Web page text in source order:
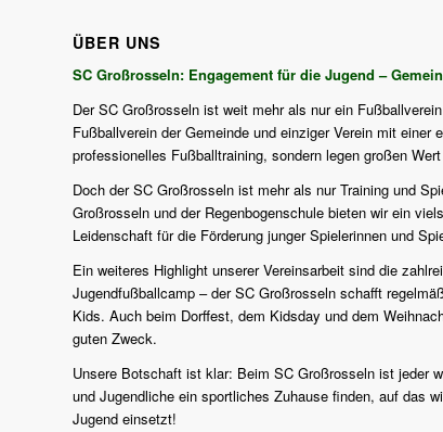
ÜBER UNS
SC Großrosseln: Engagement für die Jugend –
Der SC Großrosseln ist weit mehr als nur ein
Fußballverein der Gemeinde und einziger Verein mit
professionelles Fußballtraining, sondern legen großen
Doch der SC Großrosseln ist mehr als nur Training und
Großrosseln und der Regenbogenschule bieten wir ein
Leidenschaft für die Förderung junger Spielerinnen und
Ein weiteres Highlight unserer Vereinsarbeit sind die
Jugendfußballcamp – der SC Großrosseln schafft
Kids. Auch beim Dorffest, dem Kidsday und dem
guten Zweck.
Unsere Botschaft ist klar: Beim SC Großrosseln ist jeder
und Jugendliche ein sportliches Zuhause finden, auf das
Jugend einsetzt!